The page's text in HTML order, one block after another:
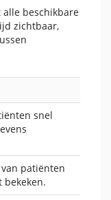
alle beschikbare
zichtbaar,
snel
patiënten
bekeken.